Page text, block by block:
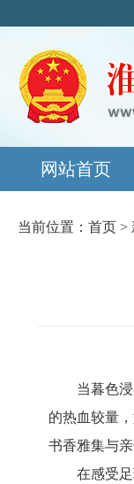
网站首页
当前位置： 首页 >
当暮色
的热血较量
书香雅集与
在感受